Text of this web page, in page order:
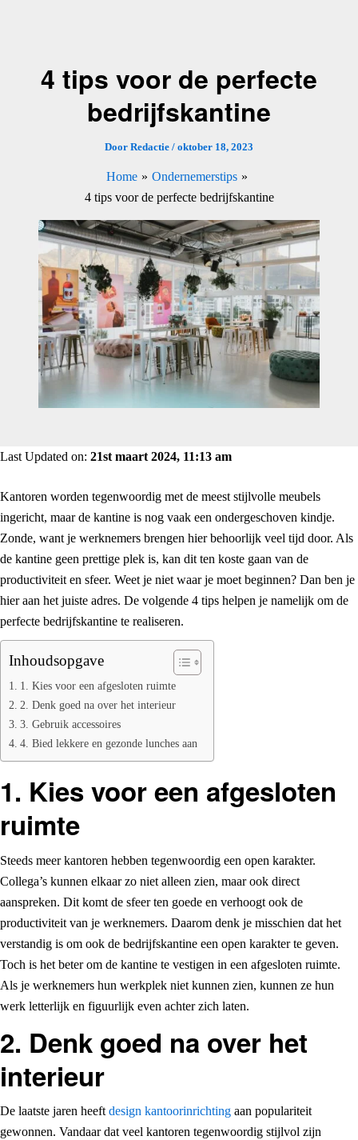
4 tips voor de perfecte
bedrijfskantine
Door Redactie / oktober 18, 2023
Home
Ondernemerstips
4 tips voor de perfecte bedrijfskantine
Last Updated on: 21st maart 2024, 11:13 am
Kantoren worden tegenwoordig met de meest stijlvolle meubels
ingericht, maar de kantine is nog vaak een ondergeschoven kindje.
Zonde, want je werknemers brengen hier behoorlijk veel tijd door. Als
de kantine geen prettige plek is, kan dit ten koste gaan van de
productiviteit en sfeer. Weet je niet waar je moet beginnen? Dan ben je
hier aan het juiste adres. De volgende 4 tips helpen je namelijk om de
perfecte bedrijfskantine te realiseren.
Inhoudsopgave
1. Kies voor een afgesloten ruimte
2. Denk goed na over het interieur
3. Gebruik accessoires
4. Bied lekkere en gezonde lunches aan
1. Kies voor een afgesloten
ruimte
Steeds meer kantoren hebben tegenwoordig een open karakter.
Collega’s kunnen elkaar zo niet alleen zien, maar ook direct
aanspreken. Dit komt de sfeer ten goede en verhoogt ook de
productiviteit van je werknemers. Daarom denk je misschien dat het
verstandig is om ook de bedrijfskantine een open karakter te geven.
Toch is het beter om de kantine te vestigen in een afgesloten ruimte.
Als je werknemers hun werkplek niet kunnen zien, kunnen ze hun
werk letterlijk en figuurlijk even achter zich laten.
2. Denk goed na over het
interieur
De laatste jaren heeft design kantoorinrichting aan populariteit
gewonnen. Vandaar dat veel kantoren tegenwoordig stijlvol zijn